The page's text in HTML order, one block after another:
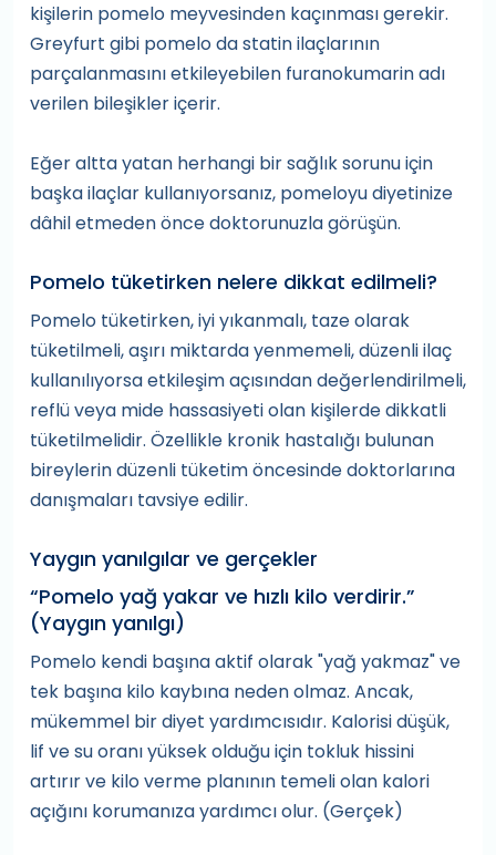
kişilerin pomelo meyvesinden kaçınması gerekir.
Greyfurt gibi pomelo da statin ilaçlarının
parçalanmasını etkileyebilen furanokumarin adı
verilen bileşikler içerir.
Eğer altta yatan herhangi bir sağlık sorunu için
başka ilaçlar kullanıyorsanız, pomeloyu diyetinize
dâhil etmeden önce doktorunuzla görüşün.
Pomelo tüketirken nelere dikkat edilmeli?
Pomelo tüketirken, iyi yıkanmalı, taze olarak
tüketilmeli, aşırı miktarda yenmemeli, düzenli ilaç
kullanılıyorsa etkileşim açısından değerlendirilmeli,
reflü veya mide hassasiyeti olan kişilerde dikkatli
tüketilmelidir. Özellikle kronik hastalığı bulunan
bireylerin düzenli tüketim öncesinde doktorlarına
danışmaları tavsiye edilir.
Yaygın yanılgılar ve gerçekler
“Pomelo yağ yakar ve hızlı kilo verdirir.”
(Yaygın yanılgı)
Pomelo kendi başına aktif olarak "yağ yakmaz" ve
tek başına kilo kaybına neden olmaz. Ancak,
mükemmel bir diyet yardımcısıdır. Kalorisi düşük,
lif ve su oranı yüksek olduğu için tokluk hissini
artırır ve kilo verme planının temeli olan kalori
açığını korumanıza yardımcı olur. (Gerçek)